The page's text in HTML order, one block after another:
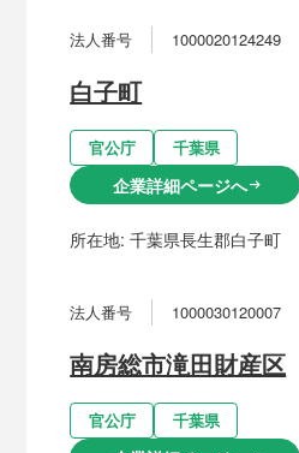
法人番号 1000020124249
白子町
官公庁 千葉県
企業詳細ページへarrow_right_alt
所在地:千葉県長生郡白子町
法人番号 1000030120007
南房総市滝田財産区
官公庁 千葉県